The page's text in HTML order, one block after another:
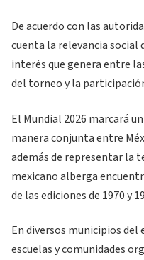
De acuerdo con las
cuenta la relevancia
interés que genera entre
del torneo y la
El Mundial 2026 marcará
manera conjunta entre
además de representar la
mexicano alberga
de las ediciones de 1970 y
En diversos municipios del
escuelas y comunidades